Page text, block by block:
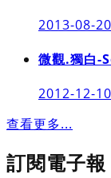
2013-08-20
微觀.獨白-
2012-12-10
查看更多...
訂閱電子報